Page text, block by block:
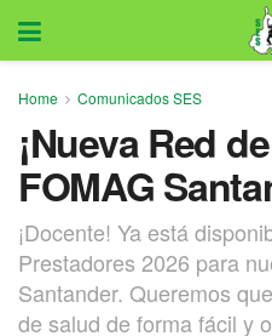
Home Comunicados SES
¡Nueva Red
FOMAG
¡Docente! Ya está
Prestadores 2026 para
Santander. Queremos
de salud de forma fácil y